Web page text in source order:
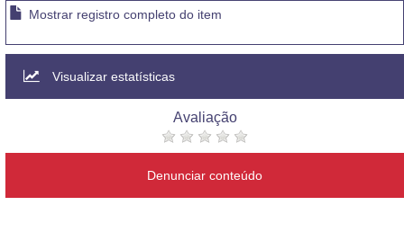
Mostrar registro completo do item
Visualizar estatísticas
Avaliação
Denunciar conteúdo